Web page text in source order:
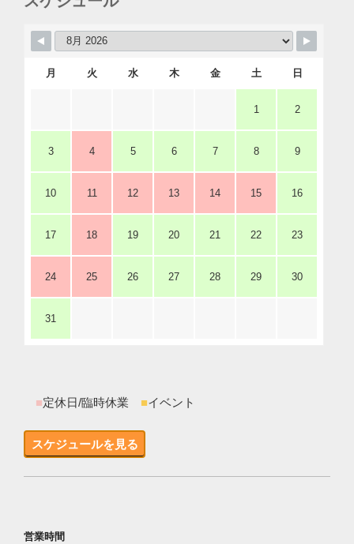
月 火 水 木 金 土 日
1 2
3 4 5 6 7 8 9
10 11 12 13 14 15 16
17 18 19 20 21 22 23
24 25 26 27 28 29 30
31
■定休日/臨時休業 ■イベント
スケジュールを見る
営業時間